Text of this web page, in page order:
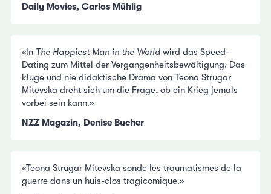
Daily Movies, Carlos Mühlig
«In The Happiest Man in the World wird das Speed-
Dating zum Mittel der Vergangenheitsbewältigung. Das
kluge und nie didaktische Drama von Teona Strugar
Mitevska dreht sich um die Frage, ob ein Krieg jemals
vorbei sein kann.»
NZZ Magazin, Denise Bucher
«Teona Strugar Mitevska sonde les traumatismes de la
guerre dans un huis-clos tragicomique.»